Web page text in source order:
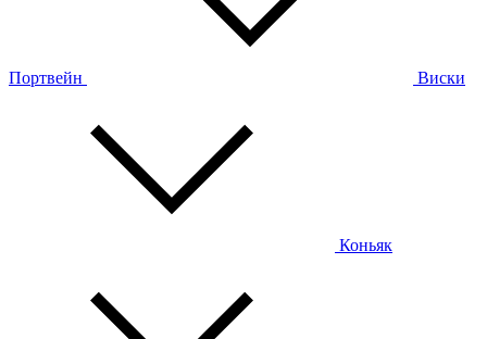
Портвейн Виски
Коньяк